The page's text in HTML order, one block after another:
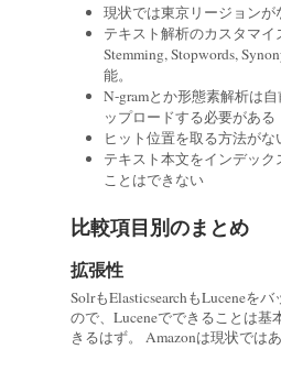
現状では東京リージョンが
テキスト解析のカスタマイ
Stemming, Stopwords,
能。
N-gramとか形態素解析は
ップロードする必要がある
ヒット位置を取る方法がな
テキスト本文をインデッ
ことはできない
比較項目別のまとめ
拡張性
SolrもElasticsearchもLuceneを
ので、Luceneでできることは基
きるはず。 Amazonは現状では